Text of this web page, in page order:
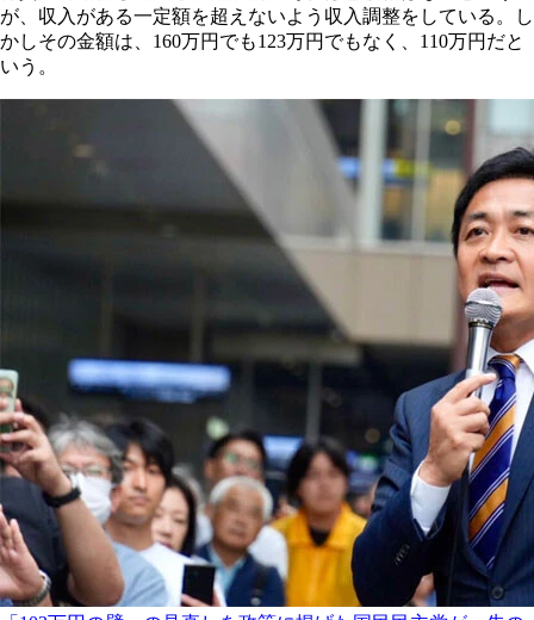
が、収入がある一定額を超えないよう収入調整をしている。し
かしその金額は、160万円でも123万円でもなく、110万円だと
いう。